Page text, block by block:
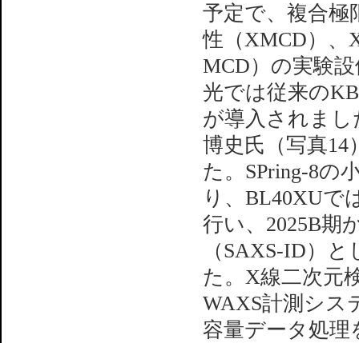
予定で、複合極
性（XMCD）、
MCD）の実験
光では従来の
が導入されまし
博史氏（写真
た。SPring-8の
り、BL40XUで
行い、2025B期
（SAXS-ID）
た。X線二次元
WAXS計測シス
容量データ処